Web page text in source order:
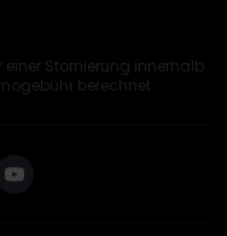
Stornierung innerhalb
berechnet.